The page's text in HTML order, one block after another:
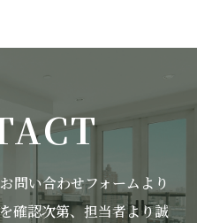
問い合わせフォームより
確認次第、担当者より誠